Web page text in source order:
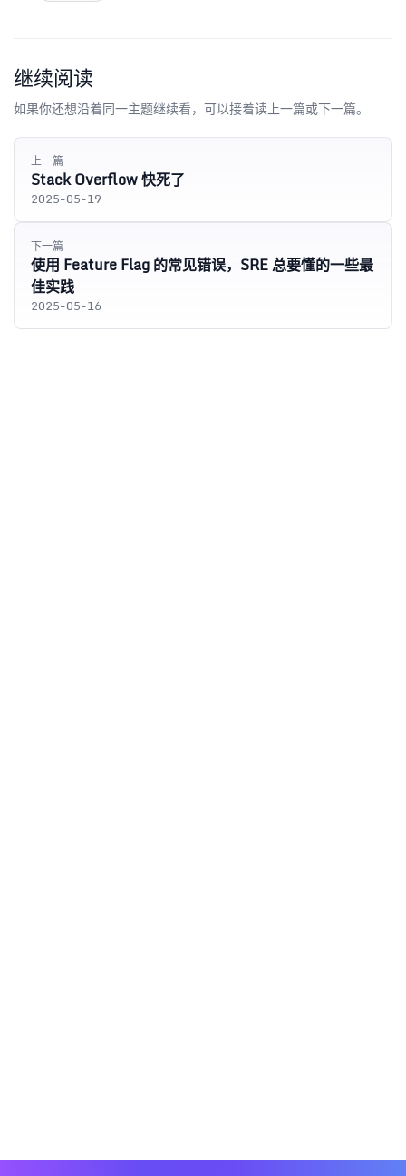
继续阅读
如果你还想沿着同一主题继续看，可以接着读上一篇或下一篇。
上一篇
Stack Overflow 快死了
2025-05-19
下一篇
使用 Feature Flag 的常见错误，SRE 总要懂的一些最
佳实践
2025-05-16